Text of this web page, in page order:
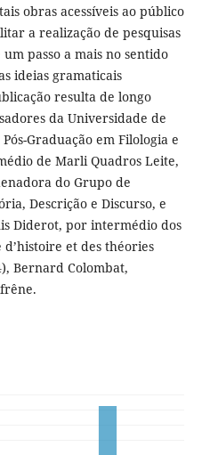
obras acessíveis ao público
a realização de pesquisas
passo a mais no sentido
ideias gramaticais
resulta de longo
da Universidade de
Graduação em Filologia e
de Marli Quadros Leite,
do Grupo de
Descrição e Discurso, e
Diderot, por intermédio dos
et des théories
Bernard Colombat,